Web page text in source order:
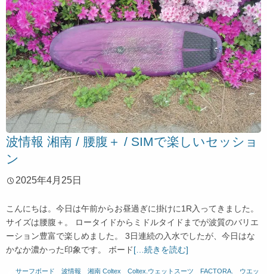
波情報 湘南 / 腰腹＋ / SIMで楽しいセッショ
ン
2025年4月25日
こんにちは。今日は午前からお昼過ぎに掛けに1R入ってきました。
サイズは腰腹＋。 ロータイドからミドルタイドまでが波質のバリエ
ーション豊富で楽しめました。 3日連続の入水でしたが、今日はな
かなか濃かった印象です。 ボード[…続きを読む]
サーフボード 波情報 湘南 Coltex Coltex.ウェットスーツ FACTORA.
ウエッ